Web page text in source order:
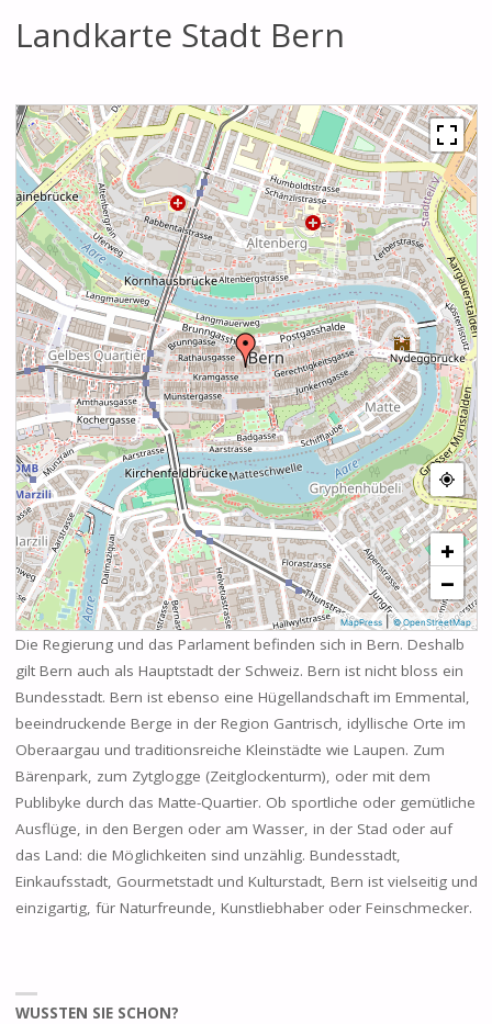
Landkarte Stadt Bern
+
−
MapPress|© OpenStreetMap
Die Regierung und das Parlament befinden sich in Bern. Deshalb
gilt Bern auch als Hauptstadt der Schweiz. Bern ist nicht bloss ein
Bundesstadt. Bern ist ebenso eine Hügellandschaft im Emmental,
beeindruckende Berge in der Region Gantrisch, idyllische Orte im
Oberaargau und traditionsreiche Kleinstädte wie Laupen. Zum
Bärenpark, zum Zytglogge (Zeitglockenturm), oder mit dem
Publibyke durch das Matte-Quartier. Ob sportliche oder gemütliche
Ausflüge, in den Bergen oder am Wasser, in der Stad oder auf
das Land: die Möglichkeiten sind unzählig. Bundesstadt,
Einkaufsstadt, Gourmetstadt und Kulturstadt, Bern ist vielseitig und
einzigartig, für Naturfreunde, Kunstliebhaber oder Feinschmecker.
WUSSTEN SIE SCHON?